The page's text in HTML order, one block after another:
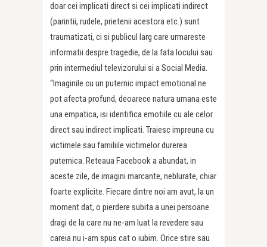
doar cei implicati direct si cei implicati indirect
(parintii, rudele, prietenii acestora etc.) sunt
traumatizati, ci si publicul larg care urmareste
informatii despre tragedie, de la fata locului sau
prin intermediul televizorului si a Social Media.
“Imaginile cu un puternic impact emotional ne
pot afecta profund, deoarece natura umana este
una empatica, isi identifica emotiile cu ale celor
direct sau indirect implicati. Traiesc impreuna cu
victimele sau familiile victimelor durerea
puternica. Reteaua Facebook a abundat, in
aceste zile, de imagini marcante, neblurate, chiar
foarte explicite. Fiecare dintre noi am avut, la un
moment dat, o pierdere subita a unei persoane
dragi de la care nu ne-am luat la revedere sau
careia nu i-am spus cat o iubim. Orice stire sau